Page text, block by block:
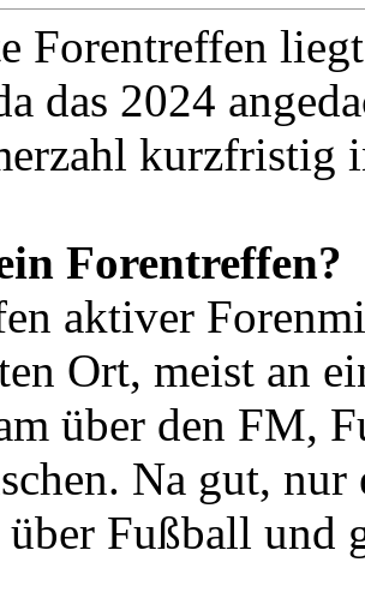
Forentreffen
das 2024
kurzfristig
Forentreffen?
aktiver
Ort, meist an
über den FM,
Na gut,
über Fußball und